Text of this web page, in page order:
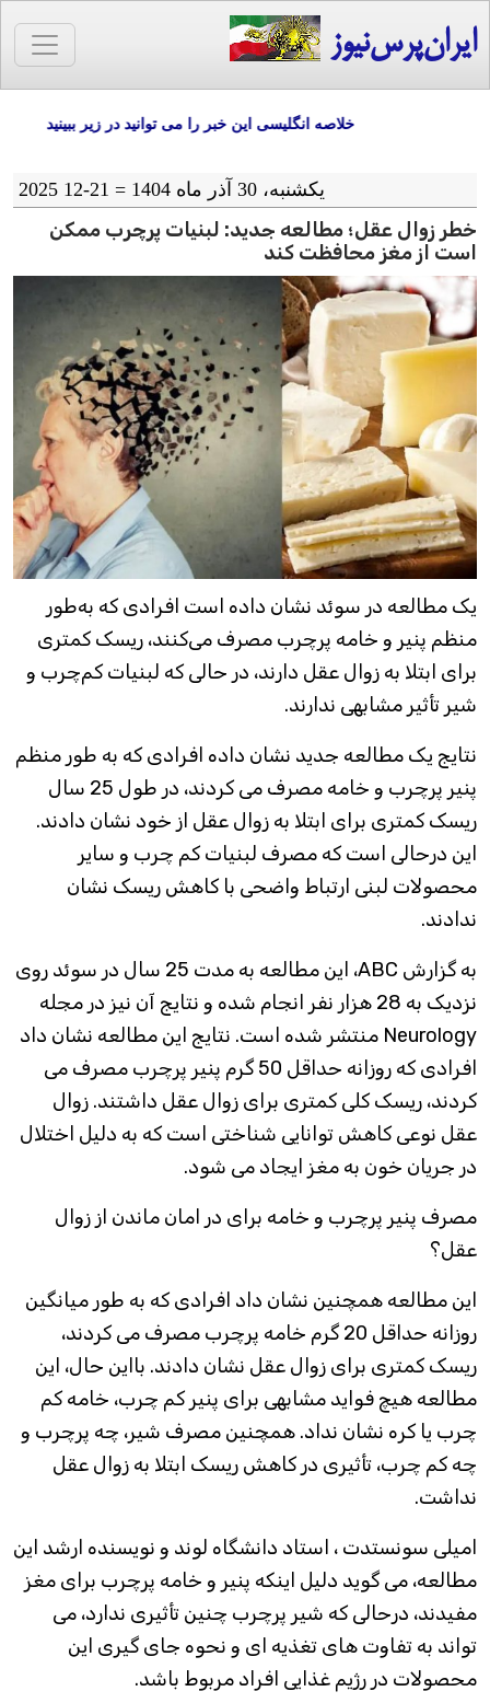
ایران‌پرس‌نیوز
خلاصه انگلیسی این خبر را می توانید در زیر ببینید
یکشنبه، 30 آذر ماه 1404 = 21-12 2025
خطر زوال عقل؛ مطالعه جدید: لبنیات پرچرب ممکن
است از مغز محافظت کند
یک مطالعه در سوئد نشان داده است افرادی که به‌طور
منظم پنیر و خامه پرچرب مصرف می‌کنند، ریسک کمتری
برای ابتلا به زوال عقل دارند، در حالی که لبنیات کم‌چرب و
شیر تأثیر مشابهی ندارند.
نتایج یک مطالعه جدید نشان داده افرادی که به طور منظم
پنیر پرچرب و خامه مصرف می کردند، در طول 25 سال
ریسک کمتری برای ابتلا به زوال عقل از خود نشان دادند.
این درحالی است که مصرف لبنیات کم چرب و سایر
محصولات لبنی ارتباط واضحی با کاهش ریسک نشان
ندادند.
به گزارش ABC، این مطالعه به مدت 25 سال در سوئد روی
نزدیک به 28 هزار نفر انجام شده و نتایج آن نیز در مجله
Neurology منتشر شده است. نتایج این مطالعه نشان داد
افرادی که روزانه حداقل 50 گرم پنیر پرچرب مصرف می
کردند، ریسک کلی کمتری برای زوال عقل داشتند. زوال
عقل نوعی کاهش توانایی شناختی است که به دلیل اختلال
در جریان خون به مغز ایجاد می شود.
مصرف پنیر پرچرب و خامه برای در امان ماندن از زوال
عقل؟
این مطالعه همچنین نشان داد افرادی که به طور میانگین
روزانه حداقل 20 گرم خامه پرچرب مصرف می کردند،
ریسک کمتری برای زوال عقل نشان دادند. بااین حال، این
مطالعه هیچ فواید مشابهی برای پنیر کم چرب، خامه کم
چرب یا کره نشان نداد. همچنین مصرف شیر، چه پرچرب و
چه کم چرب، تأثیری در کاهش ریسک ابتلا به زوال عقل
نداشت.
امیلی سونستدت ، استاد دانشگاه لوند و نویسنده ارشد این
مطالعه، می گوید دلیل اینکه پنیر و خامه پرچرب برای مغز
مفیدند، درحالی که شیر پرچرب چنین تأثیری ندارد، می
تواند به تفاوت های تغذیه ای و نحوه جای گیری این
محصولات در رژیم غذایی افراد مربوط باشد.